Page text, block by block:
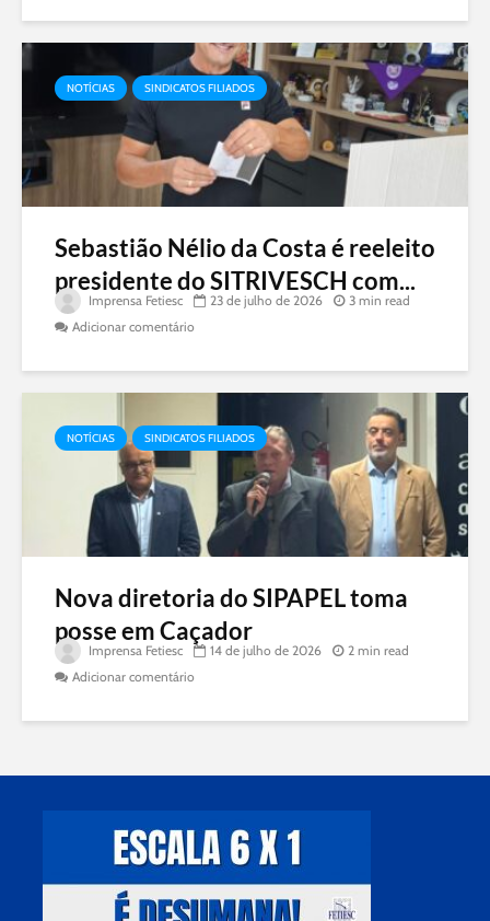
NOTÍCIAS SINDICATOS FILIADOS
Sebastião Nélio da Costa é reeleito
presidente do SITRIVESCH com...
Imprensa Fetiesc 23 de julho de 2026
3 min read
Adicionar comentário
NOTÍCIAS SINDICATOS FILIADOS
Nova diretoria do SIPAPEL toma
posse em Caçador
Imprensa Fetiesc 14 de julho de 2026
2 min read
Adicionar comentário